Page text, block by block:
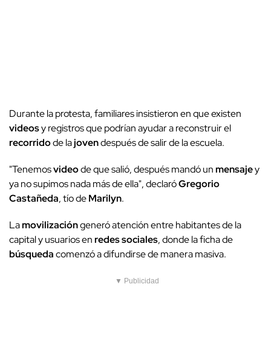
Durante la protesta, familiares insistieron en que existen
videosy registros que podrían ayudar a reconstruir el
recorridode lajovendespués de salir de la escuela.
"Tenemosvideode que salió, después mandó unmensajey
ya no supimos nada más de ella", declaróGregorio
Castañeda, tío deMarilyn.
Lamovilizacióngeneró atención entre habitantes de la
capital y usuarios enredes sociales, donde la ficha de
búsquedacomenzó a difundirse de manera masiva.
▼ Publicidad